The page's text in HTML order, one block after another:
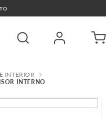
INTERIOR
INTERNO